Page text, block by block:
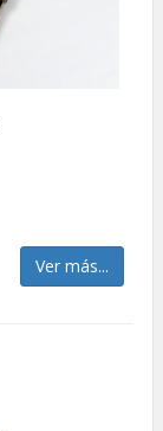
Ver más...